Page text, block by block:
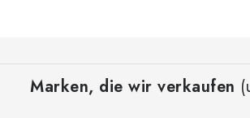
Marken, die wir verkaufen